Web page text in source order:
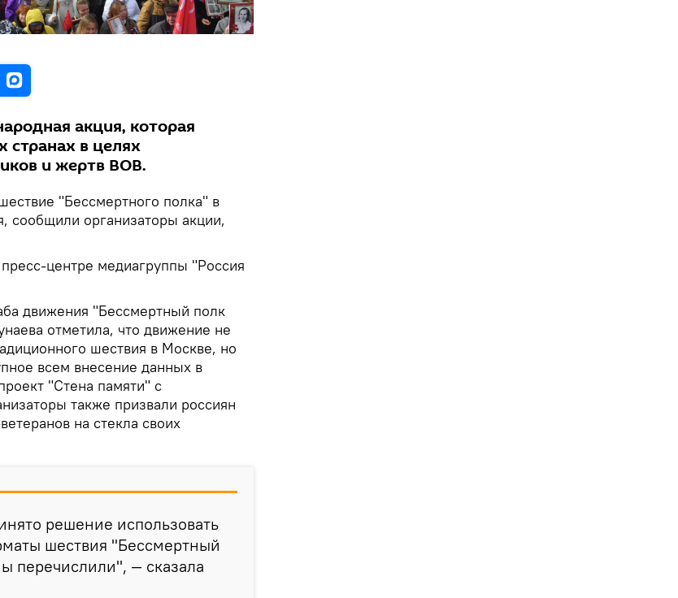
акция, которая
странах в целях
и жертв ВОВ.
"Бессмертного полка" в
сообщили организаторы акции,
центре медиагруппы "Россия
движения "Бессмертный полк
отметила, что движение не
шествия в Москве, но
всем внесение данных в
"Стена памяти" с
также призвали россиян
на стекла своих
решение использовать
шествия "Бессмертный
перечислили", — сказала